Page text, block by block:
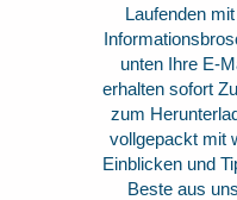
Laufenden
unten Ihre E-
erhalten sofort
zum
vollgepackt mit
Einblicken und
Beste aus